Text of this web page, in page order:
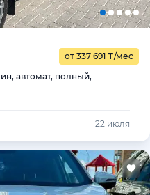
от 337 691 ₸/мес
автомат, полный,
22 июля